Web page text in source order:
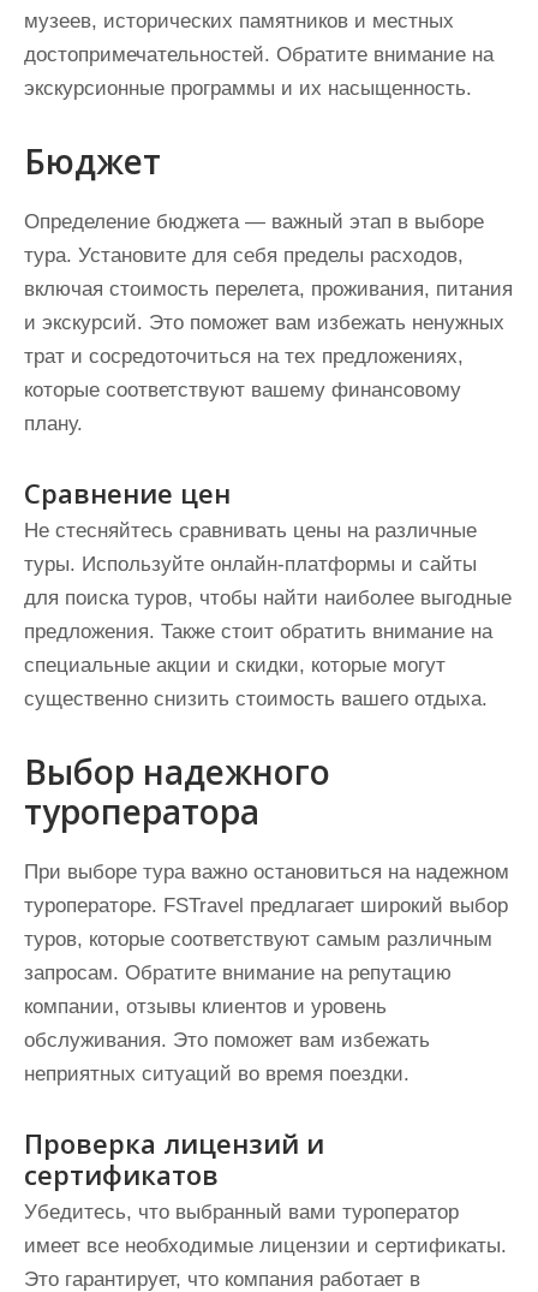
музеев, исторических памятников и местных
достопримечательностей. Обратите внимание на
экскурсионные программы и их насыщенность.
Бюджет
Определение бюджета — важный этап в выборе
тура. Установите для себя пределы расходов,
включая стоимость перелета, проживания, питания
и экскурсий. Это поможет вам избежать ненужных
трат и сосредоточиться на тех предложениях,
которые соответствуют вашему финансовому
плану.
Сравнение цен
Не стесняйтесь сравнивать цены на различные
туры. Используйте онлайн-платформы и сайты
для поиска туров, чтобы найти наиболее выгодные
предложения. Также стоит обратить внимание на
специальные акции и скидки, которые могут
существенно снизить стоимость вашего отдыха.
Выбор надежного
туроператора
При выборе тура важно остановиться на надежном
туроператоре. FSTravel предлагает широкий выбор
туров, которые соответствуют самым различным
запросам. Обратите внимание на репутацию
компании, отзывы клиентов и уровень
обслуживания. Это поможет вам избежать
неприятных ситуаций во время поездки.
Проверка лицензий и
сертификатов
Убедитесь, что выбранный вами туроператор
имеет все необходимые лицензии и сертификаты.
Это гарантирует, что компания работает в